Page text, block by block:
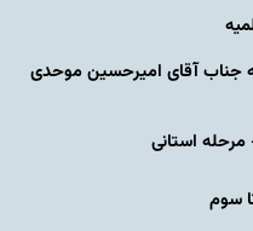
جناب آقای امیرحسین موحدی
مرحله استانی
سوم